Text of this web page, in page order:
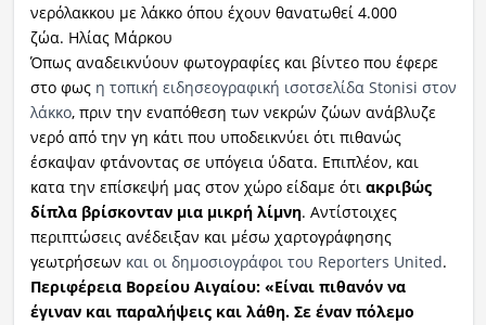
νερόλακκου με λάκκο όπου έχουν θανατωθεί 4.000
ζώα. Ηλίας Μάρκου
Όπως αναδεικνύουν φωτογραφίες και βίντεο που έφερε
στο φως η τοπική ειδησεογραφική ισοτσελίδα Stonisi στον
λάκκο, πριν την εναπόθεση των νεκρών ζώων ανάβλυζε
νερό από την γη κάτι που υποδεικνύει ότι πιθανώς
έσκαψαν φτάνοντας σε υπόγεια ύδατα. Επιπλέον, και
κατα την επίσκεψή μας στον χώρο είδαμε ότι ακριβώς
δίπλα βρίσκονταν μια μικρή λίμνη. Αντίστοιχες
περιπτώσεις ανέδειξαν και μέσω χαρτογράφησης
γεωτρήσεων και οι δημοσιογράφοι του Reporters United.
Περιφέρεια Βορείου Αιγαίου: «Είναι πιθανόν να
έγιναν και παραλήψεις και λάθη. Σε έναν πόλεμο